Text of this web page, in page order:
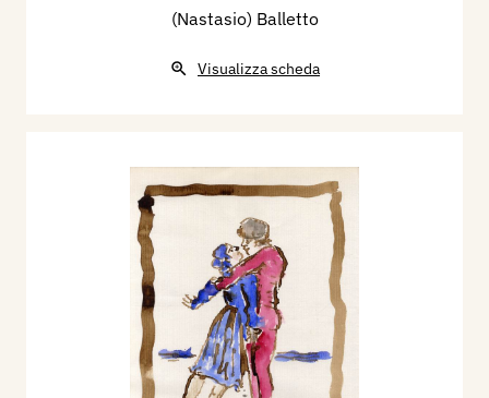
(Nastasio) Balletto
Visualizza scheda